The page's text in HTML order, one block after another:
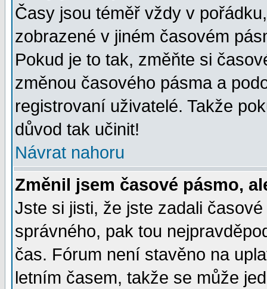
Časy jsou téměř vždy v
zobrazené v jiném časovém
Pokud je to tak, změňte si
změnou časového pásma a
registrovaní uživatelé. Takže
důvod tak učinit!
Návrat nahoru
Změnil jsem časové pásmo,
Jste si jisti, že jste zadali
správného, pak tou
čas. Fórum není stavěno na
letním časem, takže se může